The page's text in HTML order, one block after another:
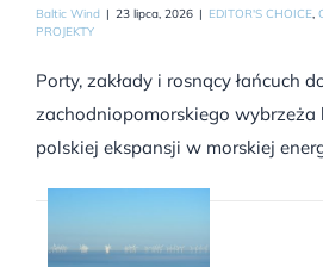
Baltic Wind | 23 lipca, 2026 | EDITOR'S CHOICE,
PROJEKTY
Porty, zakłady i rosnący łańcuch
zachodniopomorskiego wybrzeża
polskiej ekspansji w morskiej